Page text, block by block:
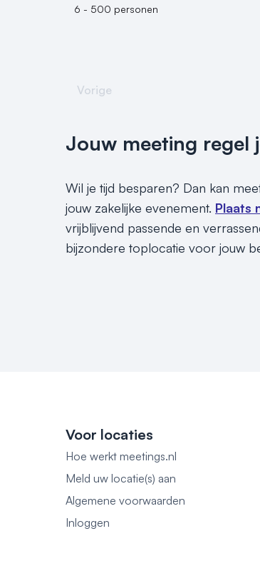
6 - 500 personen
Vorige
Jouw meeting regel
Wil je tijd besparen? Dan kan
jouw zakelijke evenement. Plaats
vrijblijvend passende en
bijzondere toplocatie voor jouw
Voor locaties
Hoe werkt meetings.nl
Meld uw locatie(s) aan
Algemene voorwaarden
Inloggen